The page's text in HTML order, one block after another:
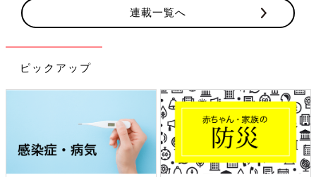
連載一覧へ
ピックアップ